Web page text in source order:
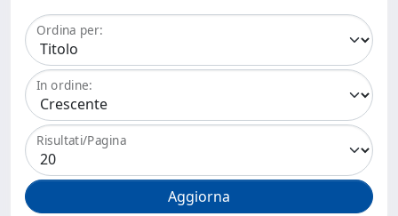
Ordina per:
In ordine:
Risultati/Pagina